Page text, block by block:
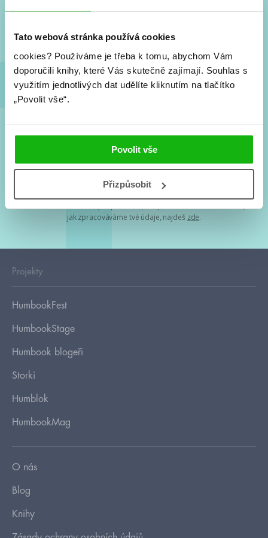
Tato webová stránka používá cookies
cookies? Používáme je třeba k tomu, abychom Vám
doporučili knihy, které Vás skutečně zajímají. Souhlas s
využitím jednotlivých dat udělíte kliknutím na tlačítko
„Povolit vše“.
Povolit vše
Přizpůsobit
a seriálové adaptace a další.
Souhlasím spodmínkami zpracování osobních údajů
Tvá e-mailová adresa je u nás v bezpečí. Přečti si
jak zpracováváme tvé údaje, najdeš zde.
Projekty
HumbookFest
HumbookStage
Humbook blogeři
Storki
Humblok
HumbookMag
O nás
Blog
Knihy